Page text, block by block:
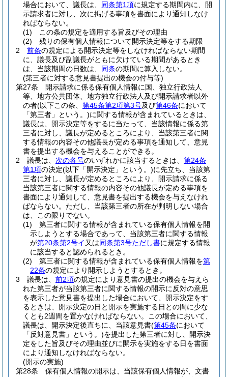
場合において、議長は、 同条第1項に規定する期間内に、開
示請求者に対し、次に掲げる事項を書面により通知しなけ
ればならない。
(1)
この条の規定を適用する旨及びその理由
(2)
残りの保有個人情報について開示決定等をする期限
2
前条の規定による開示決定等をしなければならない期間
に、議長及び副議長がともに欠けている期間があるとき
は、当該期間の日数は、 同条の期間に算入しない。
(第三者に対する意見書提出の機会の付与等)
第27条
開示請求に係る保有個人情報に国、独立行政法人
等、地方公共団体、地方独立行政法人及び開示請求者以外
の者(以下この条、 第45条第2項第3号及び第46条において
「第三者」という。)に関する情報が含まれているときは、
議長は、開示決定等をするに当たって、当該情報に係る第
三者に対し、議長が定めるところにより、当該第三者に関
する情報の内容その他議長が定める事項を通知して、意見
書を提出する機会を与えることができる。
2
議長は、 次の各号のいずれかに該当するときは、 第24条
第1項の決定(以下「開示決定」という。)に先立ち、当該第
三者に対し、議長が定めるところにより、開示請求に係る
当該第三者に関する情報の内容その他議長が定める事項を
書面により通知して、意見書を提出する機会を与えなけれ
ばならない。 ただし、当該第三者の所在が判明しない場合
は、この限りでない。
(1)
第三者に関する情報が含まれている保有個人情報を開
示しようとする場合であって、当該第三者に関する情報
が第20条第2号イ 又は同条第3号ただし書に規定する情報
に該当すると認められるとき。
(2)
第三者に関する情報が含まれている保有個人情報を第
22条の規定により開示しようとするとき。
3
議長は、 前2項の規定により意見書の提出の機会を与えら
れた第三者が当該第三者に関する情報の開示に反対の意思
を表示した意見書を提出した場合において、開示決定をす
るときは、開示決定の日と開示を実施する日との間に少な
くとも2週間を置かなければならない。
この場合において、
議長は、開示決定後直ちに、当該意見書(第45条において
「反対意見書」という。)を提出した第三者に対し、開示決
定をした旨及びその理由並びに開示を実施をする日を書面
により通知しなければならない。
(開示の実施)
第28条
保有個人情報の開示は、当該保有個人情報が、文書